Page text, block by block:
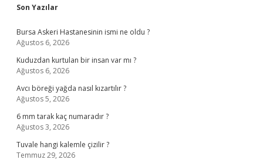
Sidebar
Son Yazılar
Bursa Askeri Hastanesinin ismi ne oldu ?
Ağustos 6, 2026
Kuduzdan kurtulan bir insan var mı ?
Ağustos 6, 2026
Avcı böreği yağda nasıl kızartılır ?
Ağustos 5, 2026
6 mm tarak kaç numaradır ?
Ağustos 3, 2026
Tuvale hangi kalemle çizilir ?
Temmuz 29, 2026